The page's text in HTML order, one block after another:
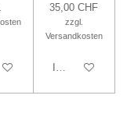
35,00 CHF
zzgl.
Versandkosten
In den